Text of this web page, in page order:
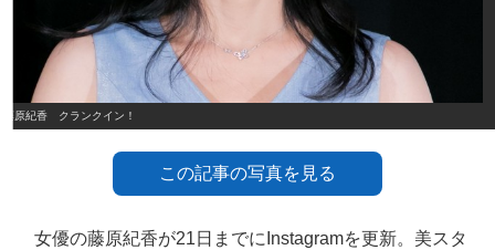
藤原紀香 クランクイン！
この記事の写真を見る
女優の藤原紀香が21日までにInstagramを更新。美スタ